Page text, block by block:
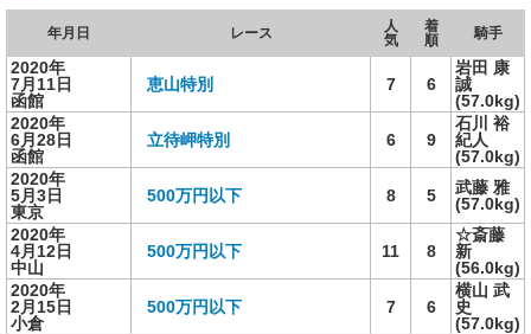
年月日 レース
人
気
着
順
騎手
2020年
7月11日
函館
恵山特別 7 6
岩田 康
誠
(57.0kg)
2020年
6月28日
函館
立待岬特別 6 9
石川 裕
紀人
(57.0kg)
2020年
5月3日
東京
500万円以下 8 5
武藤 雅
(57.0kg)
2020年
4月12日
中山
500万円以下 11 8
☆斎藤
新
(56.0kg)
2020年
2月15日
小倉
500万円以下 7 6
横山 武
史
(57.0kg)